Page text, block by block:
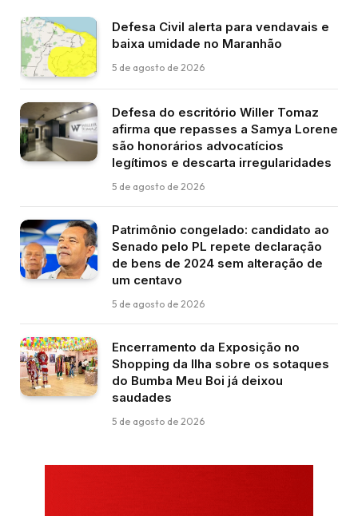
Defesa Civil alerta para vendavais e
baixa umidade no Maranhão
5 de agosto de 2026
Defesa do escritório Willer Tomaz
afirma que repasses a Samya Lorene
são honorários advocatícios
legítimos e descarta irregularidades
5 de agosto de 2026
Patrimônio congelado: candidato ao
Senado pelo PL repete declaração
de bens de 2024 sem alteração de
um centavo
5 de agosto de 2026
Encerramento da Exposição no
Shopping da Ilha sobre os sotaques
do Bumba Meu Boi já deixou
saudades
5 de agosto de 2026